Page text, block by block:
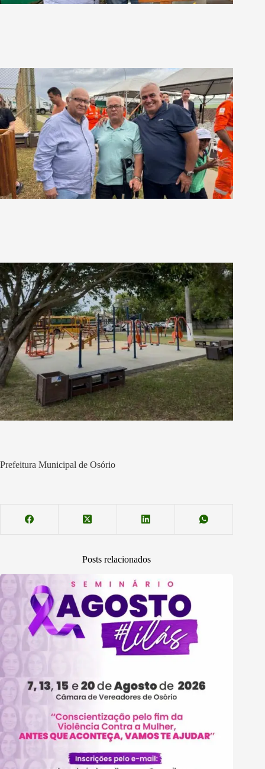
Prefeitura Municipal de Osório
Posts relacionados